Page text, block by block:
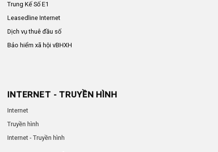
Trung Kế Số E1
Leasedline Internet
Dịch vụ thuê đầu số
Bảo hiểm xã hội vBHXH
INTERNET - TRUYỀN HÌNH
Internet
Truyền hình
Internet - Truyền hình